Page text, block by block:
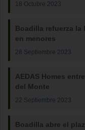
18 Octubre 2023
Boadilla refuerza
en menores
28 Septiembre 2023
AEDAS Homes
del Monte
22 Septiembre 2023
Boadilla abre el